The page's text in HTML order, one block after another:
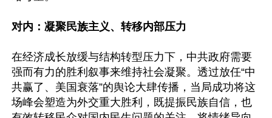
对内：凝聚民族主义、转移内部压力
在经济成长放缓与结构转型压力下，中共政府需要
强而有力的胜利叙事来维持社会凝聚。透过放任“中
共赢了、美国衰落”的舆论大肆传播，当局成功将这
场峰会塑造为外交重大胜利，既提振民族自信，也